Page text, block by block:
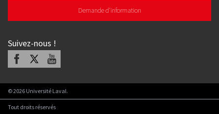
Demande d'information
Suivez-nous !
Facebook Youtube
©2026 Université Laval.
Tout droits réservés